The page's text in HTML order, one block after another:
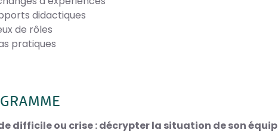
didactiques
de rôles
pratiques
difficile ou crise : décrypter la situation de son